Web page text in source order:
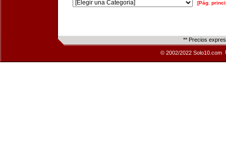
[Pág.
** Precios
© 2002/2022 Solo10.com